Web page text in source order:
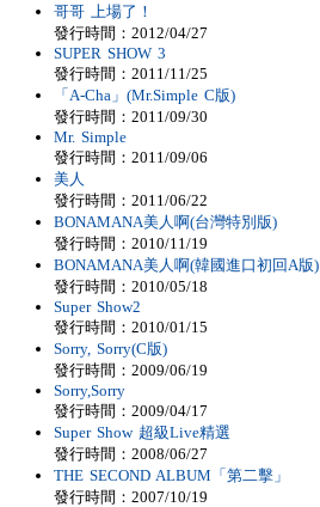
哥哥 上場了！
發行時間：2012/04/27
SUPER SHOW 3
發行時間：2011/11/25
「A-Cha」(Mr.Simple C版)
發行時間：2011/09/30
Mr. Simple
發行時間：2011/09/06
美人
發行時間：2011/06/22
BONAMANA美人啊(台灣特別版)
發行時間：2010/11/19
BONAMANA美人啊(韓國進口初回A版)
發行時間：2010/05/18
Super Show2
發行時間：2010/01/15
Sorry, Sorry(C版)
發行時間：2009/06/19
Sorry,Sorry
發行時間：2009/04/17
Super Show 超級Live精選
發行時間：2008/06/27
THE SECOND ALBUM「第二擊」
發行時間：2007/10/19